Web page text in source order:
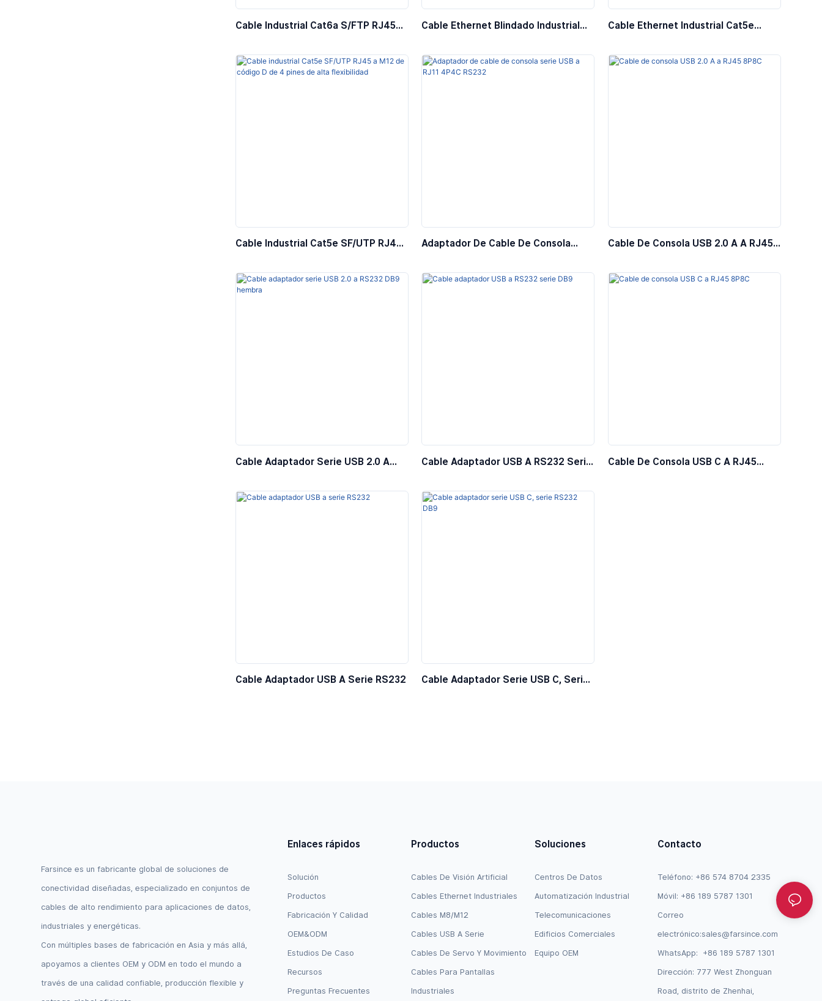
Cable Industrial Cat6a S/FTP RJ45–
Cable Ethernet Blindado Industrial
Cable Ethernet Industrial Cat5e
Macho
Cable Industrial Cat5e SF/UTP RJ45
Alta Flexibilidad
Adaptador De Cable De Consola
Cable De Consola USB 2.0 A A RJ45
Cable Adaptador Serie USB 2.0 A
Cable Adaptador USB A RS232 Serie
Cable De Consola USB C A RJ45
Cable Adaptador USB A Serie RS232
Cable Adaptador Serie USB C, Serie
Farsince es un fabricante global de soluciones de
conectividad diseñadas, especializado en conjuntos de
cables de alto rendimiento para aplicaciones de datos,
industriales y energéticas.
Con múltiples bases de fabricación en Asia y más allá,
apoyamos a clientes OEM y ODM en todo el mundo a
través de una calidad confiable, producción flexible y
Enlaces rápidos
Solución
Productos
Fabricación Y Calidad
OEM&ODM
Estudios De Caso
Recursos
Preguntas Frecuentes
Productos
Cables De Visión Artificial
Cables Ethernet Industriales
Cables M8/M12
Cables USB A Serie
Cables De Servo Y Movimiento
Cables Para Pantallas
Industriales
Soluciones
Centros De Datos
Automatización Industrial
Telecomunicaciones
Edificios Comerciales
Equipo OEM
Contacto
Teléfono: +86 574 8704 2335
Móvil: +86 189 5787 1301
Correo
electrónico:sales@farsince.com
WhatsApp: +86 189 5787 1301
Dirección: 777 West Zhonguan
Road, distrito de Zhenhai,